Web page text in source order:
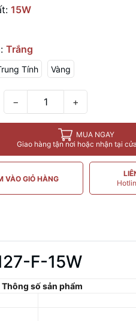
15W
Trắng
Tính Vàng
− +
MUA NGAY
Giao hàng tận nơi hoặc nhận tại
VÀO GIỎ HÀNG
F-15W
Thông số sản phẩm